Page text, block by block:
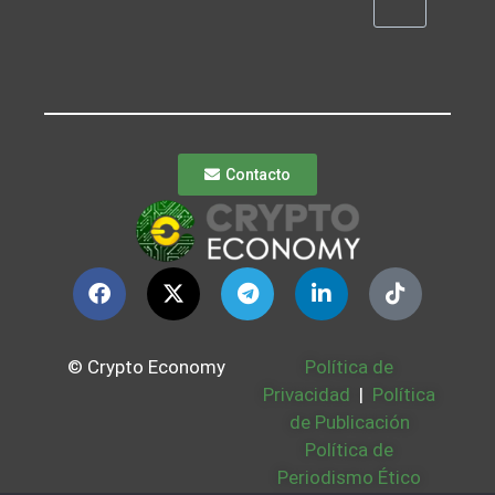
Contacto
© Crypto Economy
Política de
Privacidad | Política
de Publicación
Política de
Periodismo Ético